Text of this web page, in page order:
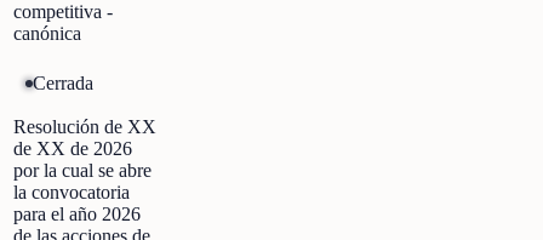
competitiva -
canónica
Cerrada
Resolución de XX
de XX de 2026
por la cual se abre
la convocatoria
para el año 2026
de las acciones de